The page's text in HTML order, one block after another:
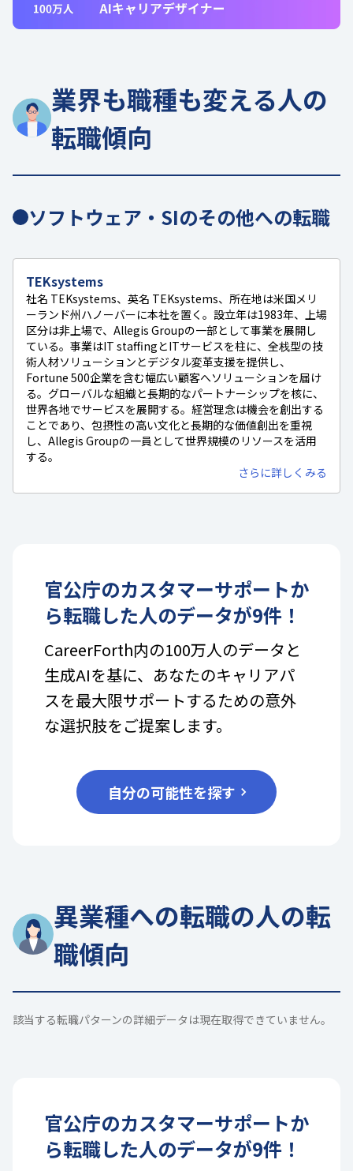
業界も職種も変える人の
転職傾向
ソフトウェア・SIのその他への転職
TEKsystems
社名 TEKsystems、英名 TEKsystems、所在地は米国メリ
ーランド州ハノーバーに本社を置く。設立年は1983年、上場
区分は非上場で、Allegis Groupの一部として事業を展開し
ている。事業はIT staffingとITサービスを柱に、全栈型の技
術人材ソリューションとデジタル変革支援を提供し、
Fortune 500企業を含む幅広い顧客へソリューションを届け
る。グローバルな組織と長期的なパートナーシップを核に、
世界各地でサービスを展開する。経営理念は機会を創出する
ことであり、包摂性の高い文化と長期的な価値創出を重視
し、Allegis Groupの一員として世界規模のリソースを活用
する。
さらに詳しくみる
官公庁のカスタマーサポートか
ら転職した人のデータが9件！
CareerForth内の100万人のデータと
生成AIを基に、あなたのキャリアパ
スを最大限サポートするための意外
な選択肢をご提案します。
自分の可能性を探す
異業種への転職の人の転
職傾向
該当する転職パターンの詳細データは現在取得できていません。
官公庁のカスタマーサポートか
ら転職した人のデータが9件！